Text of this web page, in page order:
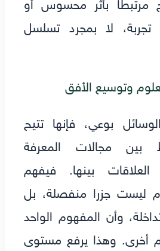
لا بمجرد تسلسل
وتوسيع الأفق
بوعي، فإنها تتيح
بين مجالات المعرفة
العلاقات بينها. فيفهم
ليست جزرا منفصلة، بل
وأن المفهوم الواحد
أخرى. وهذا يرفع مستوى